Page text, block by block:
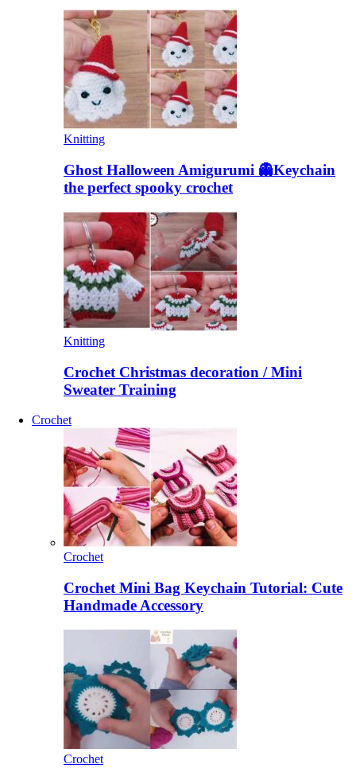
Knitting
Ghost Halloween Amigurumi 👻Keychain
the perfect spooky crochet
Knitting
Crochet Christmas decoration / Mini
Sweater Training
Crochet
Crochet
Crochet Mini Bag Keychain Tutorial: Cute
Handmade Accessory
Crochet